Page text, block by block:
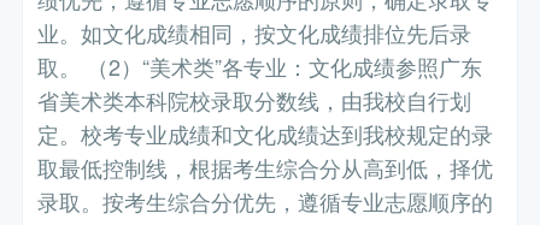
业。如文化成绩相同，按文化成绩排位先后录
取。 （2）“美术类”各专业：文化成绩参照广东
省美术类本科院校录取分数线，由我校自行划
定。校考专业成绩和文化成绩达到我校规定的录
取最低控制线，根据考生综合分从高到低，择优
录取。按考生综合分优先，遵循专业志愿顺序的